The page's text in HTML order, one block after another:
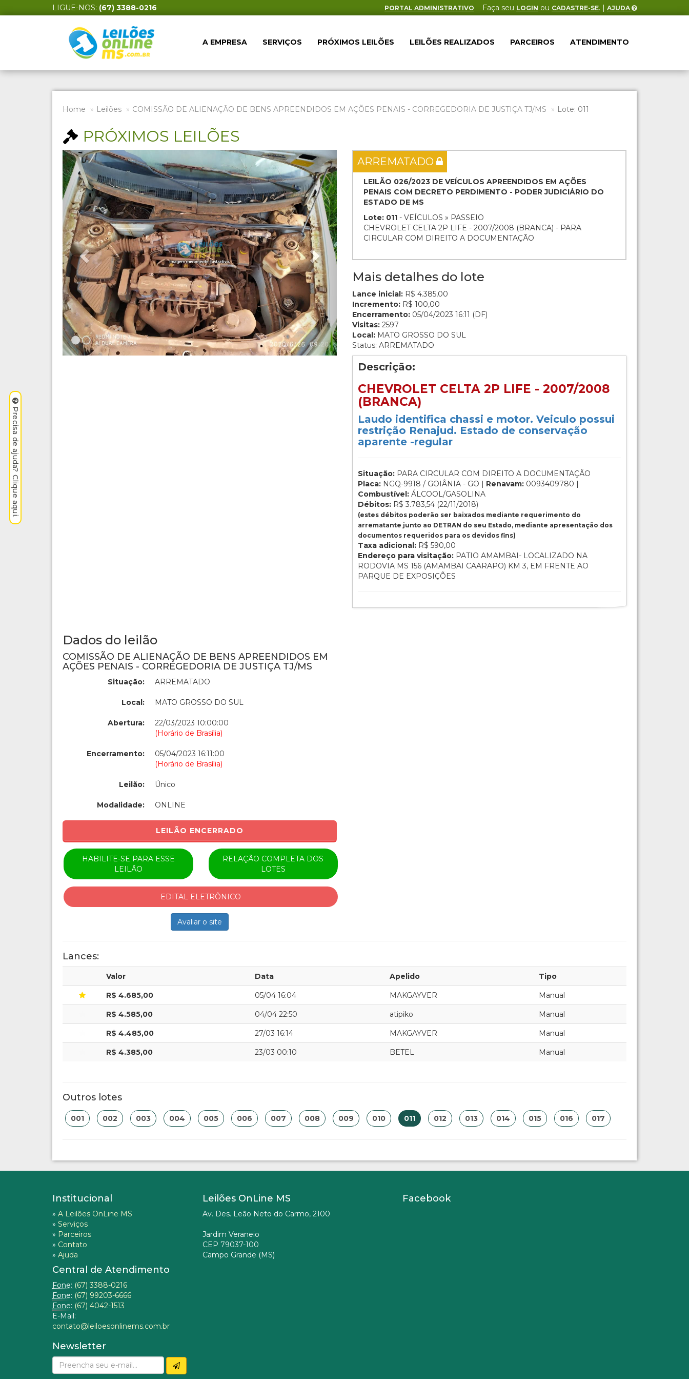
LIGUE-NOS: (67) 3388-0216 PORTAL ADMINISTRATIVO Faça seu LOGIN ou CADASTRE-SE. | AJUDA
A EMPRESA SERVIÇOS PRÓXIMOS LEILÕES LEILÕES REALIZADOS PARCEIROS ATENDIMENTO
Home Leilões COMISSÃO DE ALIENAÇÃO DE BENS APREENDIDOS EM AÇÕES PENAIS - CORREGEDORIA DE JUSTIÇA TJ/MS Lote: 011
PRÓXIMOS LEILÕES
Previous Next ARREMATADO
LEILÃO 026/2023 DE VEÍCULOS APREENDIDOS EM AÇÕES
PENAIS COM DECRETO PERDIMENTO - PODER JUDICIÁRIO DO
ESTADO DE MS
Lote: 011 - VEÍCULOS » PASSEIO
CHEVROLET CELTA 2P LIFE - 2007/2008 (BRANCA) - PARA
CIRCULAR COM DIREITO A DOCUMENTAÇÃO
Mais detalhes do lote
Lance inicial: R$ 4.385,00
Incremento: R$ 100,00
Encerramento: 05/04/2023 16:11 (DF)
Visitas: 2597
Local: MATO GROSSO DO SUL
Status: ARREMATADO
Descrição:
CHEVROLET CELTA 2P LIFE - 2007/2008
(BRANCA)
Laudo identifica chassi e motor. Veiculo possui
restrição Renajud. Estado de conservação
aparente -regular
Situação: PARA CIRCULAR COM DIREITO A DOCUMENTAÇÃO
Placa: NGQ-9918 / GOIÂNIA - GO | Renavam: 0093409780 |
Combustível: ÁLCOOL/GASOLINA
Débitos: R$ 3.783,54 (22/11/2018)
(estes débitos poderão ser baixados mediante requerimento do
arrematante junto ao DETRAN do seu Estado, mediante apresentação dos
documentos requeridos para os devidos fins)
Taxa adicional: R$ 590,00
Endereço para visitação: PATIO AMAMBAI- LOCALIZADO NA
RODOVIA MS 156 (AMAMBAI CAARAPO) KM 3, EM FRENTE AO
PARQUE DE EXPOSIÇÕES
Dados do leilão
COMISSÃO DE ALIENAÇÃO DE BENS APREENDIDOS EM
AÇÕES PENAIS - CORREGEDORIA DE JUSTIÇA TJ/MS
Situação: ARREMATADO
Local: MATO GROSSO DO SUL
Abertura:
22/03/2023 10:00:00
(Horário de Brasília)
Encerramento:
05/04/2023 16:11:00
(Horário de Brasília)
Leilão: Único
Modalidade: ONLINE
LEILÃO ENCERRADO
HABILITE-SE PARA ESSE
LEILÃO
RELAÇÃO COMPLETA DOS
LOTES
EDITAL ELETRÔNICO
Avaliar o site
Lances:
Valor Data Apelido Tipo
R$ 4.685,00 05/04 16:04 MAKGAYVER Manual
R$ 4.585,00 04/04 22:50 atipiko Manual
R$ 4.485,00 27/03 16:14 MAKGAYVER Manual
R$ 4.385,00 23/03 00:10 BETEL Manual
Outros lotes
001 002 003 004 005 006 007 008 009 010 011 012 013 014 015 016 017
Institucional
» A Leilões OnLine MS
» Serviços
» Parceiros
» Contato
» Ajuda
Central de Atendimento
Fone: (67) 3388-0216
Fone: (67) 99203-6666
Fone: (67) 4042-1513
E-Mail:
contato@leiloesonlinems.com.br
Newsletter
Leilões OnLine MS
Av. Des. Leão Neto do Carmo, 2100
Jardim Veraneio
CEP 79037-100
Campo Grande (MS)
Facebook
Precisa de ajuda? Clique aqui.